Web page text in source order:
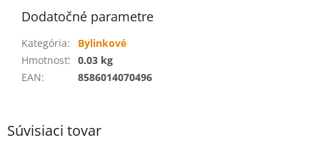
Súvisiaci tovar
Dodatočné parametre
Kategória:
Bylinkové
Hmotnosť: 0.03 kg
EAN: 8586014070496